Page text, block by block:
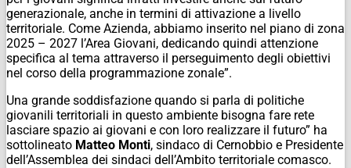
generazionale, anche in termini di attivazione a livello
territoriale. Come Azienda, abbiamo inserito nel piano di zona
2025 – 2027 l’Area Giovani, dedicando quindi attenzione
specifica al tema attraverso il perseguimento degli obiettivi
nel corso della programmazione zonale”.
Una grande soddisfazione quando si parla di politiche
giovanili territoriali in questo ambiente bisogna fare rete
lasciare spazio ai giovani e con loro realizzare il futuro” ha
sottolineato Matteo Monti, sindaco di Cernobbio e Presidente
dell’Assemblea dei sindaci dell’Ambito territoriale comasco.